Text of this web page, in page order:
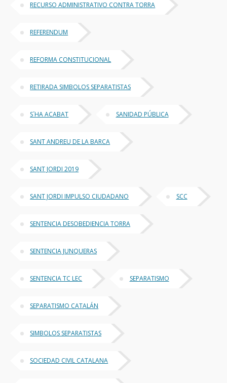
RECURSO ADMINISTRATIVO CONTRA TORRA
REFERENDUM
REFORMA CONSTITUCIONAL
RETIRADA SIMBOLOS SEPARATISTAS
S´HA ACABAT SANIDAD PÚBLICA
SANT ANDREU DE LA BARCA
SANT JORDI 2019
SANT JORDI IMPULSO CIUDADANO SCC
SENTENCIA DESOBEDIENCIA TORRA
SENTENCIA JUNQUERAS
SENTENCIA TC LEC SEPARATISMO
SEPARATISMO CATALÁN
SIMBOLOS SEPARATISTAS
SOCIEDAD CIVIL CATALANA